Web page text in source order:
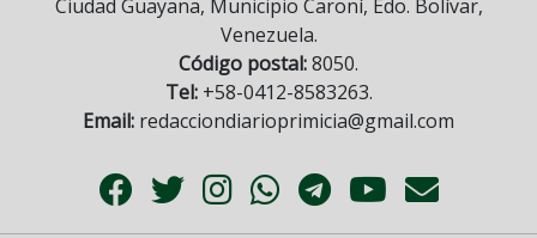
Ciudad Guayana, Municipio Caroní, Edo. Bolívar,
Venezuela.
Código postal:8050.
Tel:+58-0412-8583263.
Email: redacciondiarioprimicia@gmail.com